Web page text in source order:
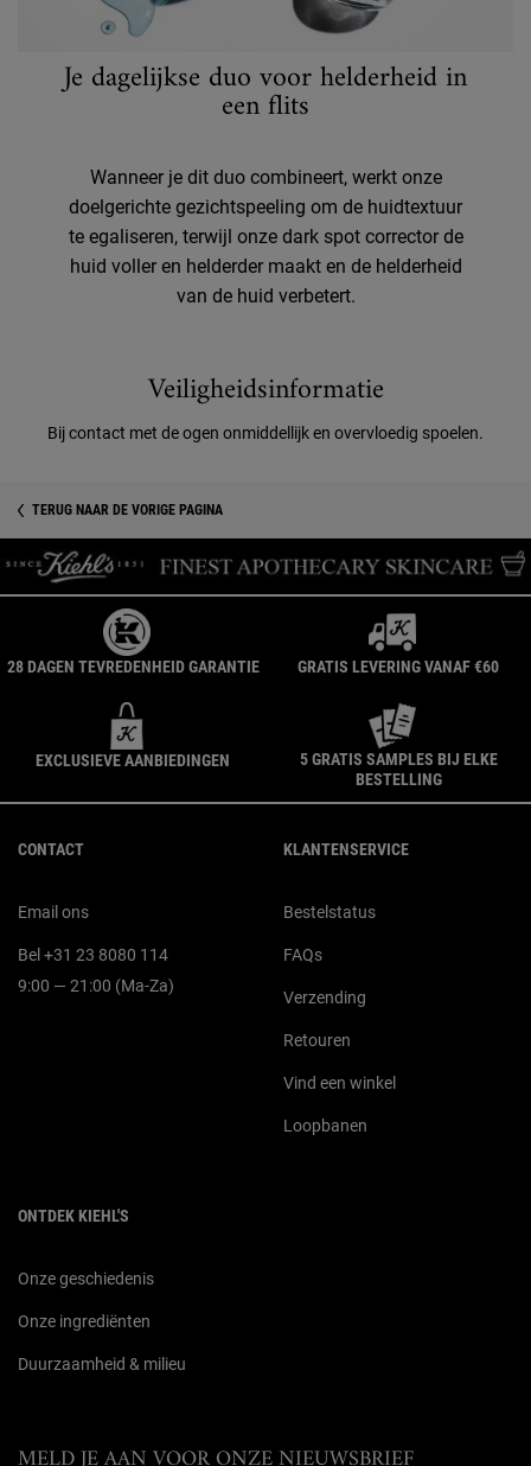
Je dagelijkse duo voor helderheid in
een flits
Wanneer je dit duo combineert, werkt onze
doelgerichte gezichtspeeling om de huidtextuur
te egaliseren, terwijl onze dark spot corrector de
huid voller en helderder maakt en de helderheid
van de huid verbetert.
Veiligheidsinformatie
Bij contact met de ogen onmiddellijk en overvloedig spoelen.
TERUG NAAR DE VORIGE PAGINA
28 DAGEN TEVREDENHEID GARANTIE GRATIS LEVERING VANAF €60
EXCLUSIEVE AANBIEDINGEN
5 GRATIS SAMPLES BIJ ELKE
BESTELLING
CONTACT
Email ons
Bel +31 23 8080 114
9:00 — 21:00 (Ma-Za)
KLANTENSERVICE
Bestelstatus
FAQs
Verzending
Retouren
Vind een winkel
Loopbanen
ONTDEK KIEHL'S
Onze geschiedenis
Onze ingrediënten
Duurzaamheid & milieu